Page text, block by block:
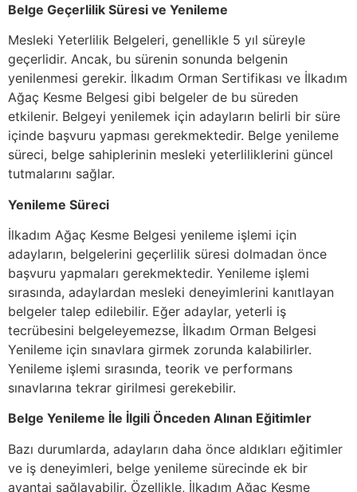
Belge Geçerlilik Süresi ve Yenileme
Mesleki Yeterlilik Belgeleri, genellikle 5 yıl süreyle
geçerlidir. Ancak, bu sürenin sonunda belgenin
yenilenmesi gerekir. İlkadım Orman Sertifikası ve İlkadım
Ağaç Kesme Belgesi gibi belgeler de bu süreden
etkilenir. Belgeyi yenilemek için adayların belirli bir süre
içinde başvuru yapması gerekmektedir. Belge yenileme
süreci, belge sahiplerinin mesleki yeterliliklerini güncel
tutmalarını sağlar.
Yenileme Süreci
İlkadım Ağaç Kesme Belgesi yenileme işlemi için
adayların, belgelerini geçerlilik süresi dolmadan önce
başvuru yapmaları gerekmektedir. Yenileme işlemi
sırasında, adaylardan mesleki deneyimlerini kanıtlayan
belgeler talep edilebilir. Eğer adaylar, yeterli iş
tecrübesini belgeleyemezse, İlkadım Orman Belgesi
Yenileme için sınavlara girmek zorunda kalabilirler.
Yenileme işlemi sırasında, teorik ve performans
sınavlarına tekrar girilmesi gerekebilir.
Belge Yenileme İle İlgili Önceden Alınan Eğitimler
Bazı durumlarda, adayların daha önce aldıkları eğitimler
ve iş deneyimleri, belge yenileme sürecinde ek bir
avantaj sağlayabilir. Özellikle, İlkadım Ağaç Kesme